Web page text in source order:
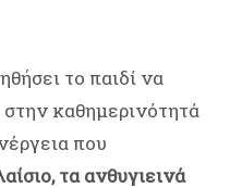
το παιδί να
καθημερινότητά
που
τα ανθυγιεινά